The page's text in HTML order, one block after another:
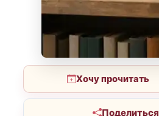
Хочу прочитать
Поделиться